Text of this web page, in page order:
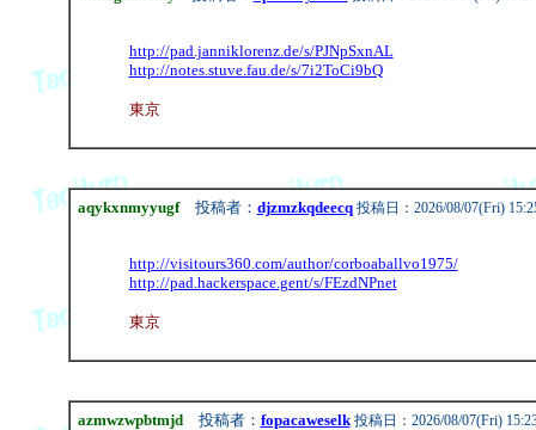
http://pad.janniklorenz.de/s/PJNpSxnAL
http://notes.stuve.fau.de/s/7i2ToCi9bQ
東京
aqykxnmyyugf投稿者： djzmzkqdeecq 投稿日：2026/08/07(Fri)
http://visitours360.com/author/corboaballvo1975/
http://pad.hackerspace.gent/s/FEzdNPnet
東京
azmwzwpbtmjd投稿者： fopacaweselk 投稿日：2026/08/07(Fri)